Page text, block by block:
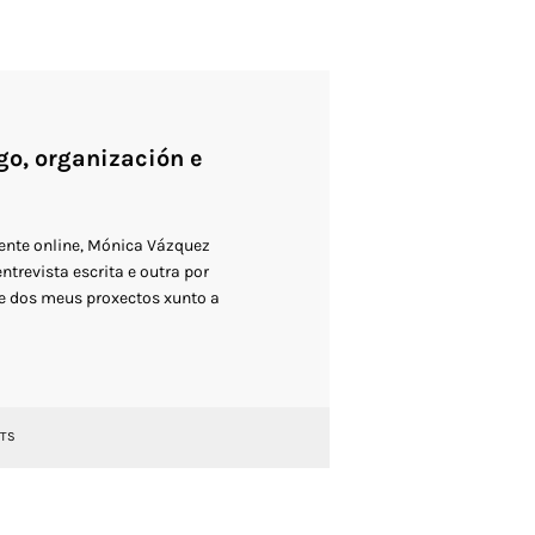
organización e
online, Mónica Vázquez
escrita e outra por
dos meus proxectos xunto a